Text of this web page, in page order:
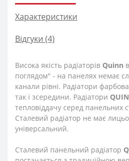
Характеристики
Відгуки (4)
Висока якість радіаторів Quinn
поглядом" - на панелях немає
канали рівні. Радіатори
так і зсередини. Радіатори
тепловіддачу серед панельних
Сталевий радіатор не має
універсальний.
Сталевий панельний радіатор